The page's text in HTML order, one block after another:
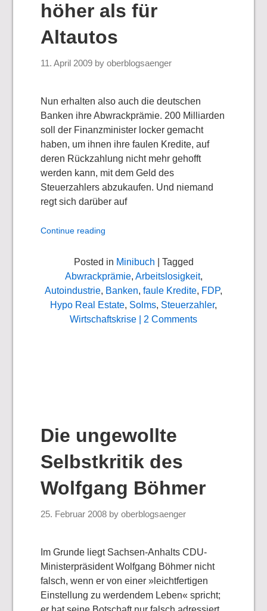
höher als für
Altautos
11. April 2009 byoberblogsaenger
Nun erhalten also auch die deutschen
Banken ihre Abwrackprämie. 200 Milliarden
soll der Finanzminister locker gemacht
haben, um ihnen ihre faulen Kredite, auf
deren Rückzahlung nicht mehr gehofft
werden kann, mit dem Geld des
Steuerzahlers abzukaufen. Und niemand
regt sich darüber auf
Continue reading
Posted in Minibuch | Tagged
Abwrackprämie, Arbeitslosigkeit,
Autoindustrie, Banken, faule Kredite, FDP,
Hypo Real Estate, Solms, Steuerzahler,
Wirtschaftskrise | 2 Comments
Die ungewollte
Selbstkritik des
Wolfgang Böhmer
25. Februar 2008 byoberblogsaenger
Im Grunde liegt Sachsen-Anhalts CDU-
Ministerpräsident Wolfgang Böhmer nicht
falsch, wenn er von einer »leichtfertigen
Einstellung zu werdendem Leben« spricht;